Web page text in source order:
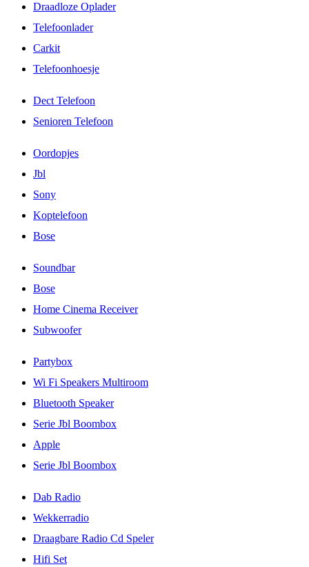
Draadloze Oplader
Telefoonlader
Carkit
Telefoonhoesje
Dect Telefoon
Senioren Telefoon
Oordopjes
Jbl
Sony
Koptelefoon
Bose
Soundbar
Bose
Home Cinema Receiver
Subwoofer
Partybox
Wi Fi Speakers Multiroom
Bluetooth Speaker
Serie Jbl Boombox
Apple
Serie Jbl Boombox
Dab Radio
Wekkerradio
Draagbare Radio Cd Speler
Hifi Set